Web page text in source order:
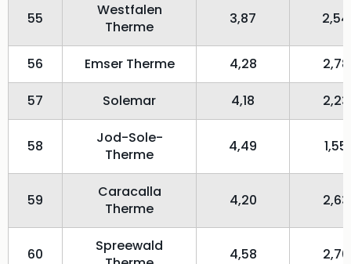
55
Westfalen
Therme
3,87 2,54
56 Emser Therme 4,28 2,78
57 Solemar 4,18 2,23
58
Jod-Sole-
Therme
4,49 1,55
59
Caracalla
Therme
4,20 2,63
60
Spreewald
4,58 2,70